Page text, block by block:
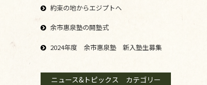
約束の地からエジプトへ
余市惠泉塾の開塾式
2024年度 余市惠泉塾 新入塾生募集
ニュース&トピックス カテゴリー